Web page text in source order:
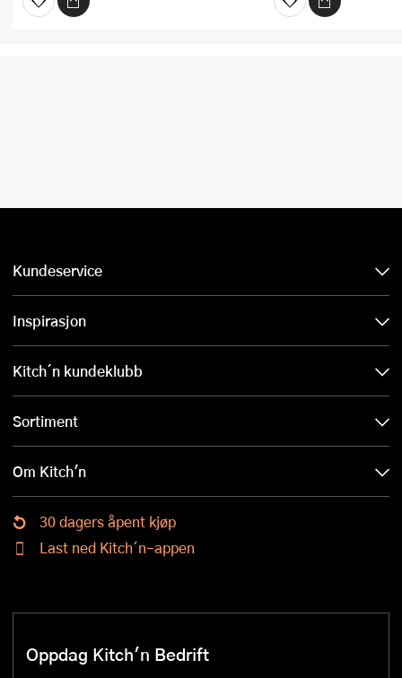
Kundeservice
Inspirasjon
Kitch´n kundeklubb
Sortiment
Om Kitch'n
30 dagers åpent kjøp
Last ned Kitch´n-appen
Oppdag Kitch'n Bedrift